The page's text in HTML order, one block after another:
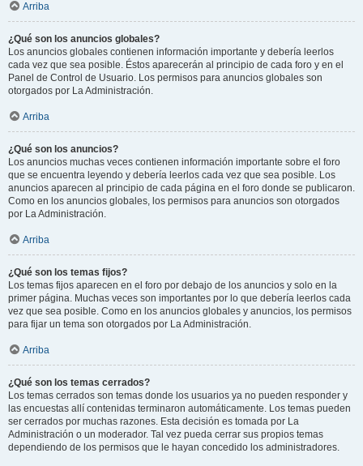
Arriba
¿Qué son los anuncios globales?
Los anuncios globales contienen información importante y debería leerlos
cada vez que sea posible. Éstos aparecerán al principio de cada foro y en el
Panel de Control de Usuario. Los permisos para anuncios globales son
otorgados por La Administración.
Arriba
¿Qué son los anuncios?
Los anuncios muchas veces contienen información importante sobre el foro
que se encuentra leyendo y debería leerlos cada vez que sea posible. Los
anuncios aparecen al principio de cada página en el foro donde se publicaron.
Como en los anuncios globales, los permisos para anuncios son otorgados
por La Administración.
Arriba
¿Qué son los temas fijos?
Los temas fijos aparecen en el foro por debajo de los anuncios y solo en la
primer página. Muchas veces son importantes por lo que debería leerlos cada
vez que sea posible. Como en los anuncios globales y anuncios, los permisos
para fijar un tema son otorgados por La Administración.
Arriba
¿Qué son los temas cerrados?
Los temas cerrados son temas donde los usuarios ya no pueden responder y
las encuestas allí contenidas terminaron automáticamente. Los temas pueden
ser cerrados por muchas razones. Esta decisión es tomada por La
Administración o un moderador. Tal vez pueda cerrar sus propios temas
dependiendo de los permisos que le hayan concedido los administradores.